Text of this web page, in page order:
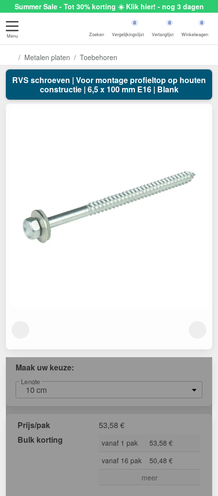
Summer Sale - Tot 30% korting ☀️ Klik hier! - nog 3 dagen
Menu Zoeken
0
Vergelijkingslijst
0
Verlanglijst
0
Winkelwagen
Metalen platen Toebehoren
RVS schroeven | Voor montage profieltop op houten
constructie | 6,5 x 100 mm E16 | Blank
Maak uw keuze:
Lengte
10 cm
Prijs/pak 53,58 €
Bulk korting
vanaf 1 pak
53,58 €
vanaf 16 pak
50,48 €
meer